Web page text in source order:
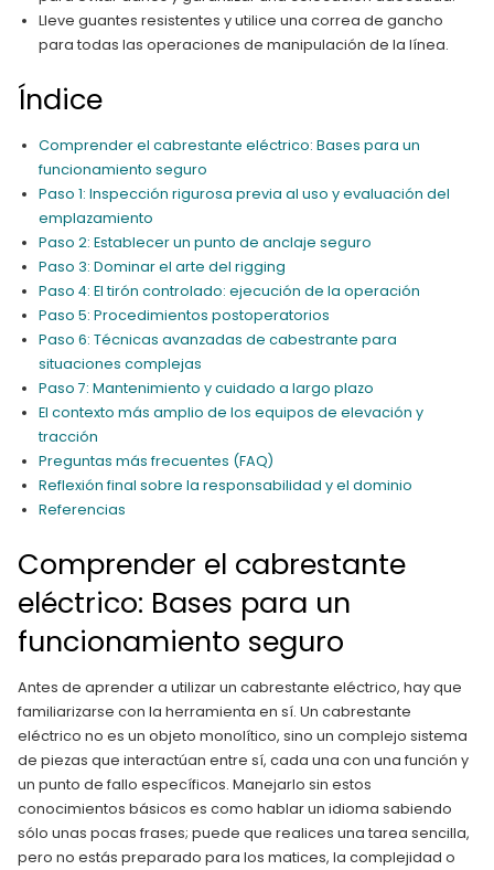
Lleve guantes resistentes y utilice una correa de gancho
para todas las operaciones de manipulación de la línea.
Índice
Comprender el cabrestante eléctrico: Bases para un
funcionamiento seguro
Paso 1: Inspección rigurosa previa al uso y evaluación del
emplazamiento
Paso 2: Establecer un punto de anclaje seguro
Paso 3: Dominar el arte del rigging
Paso 4: El tirón controlado: ejecución de la operación
Paso 5: Procedimientos postoperatorios
Paso 6: Técnicas avanzadas de cabestrante para
situaciones complejas
Paso 7: Mantenimiento y cuidado a largo plazo
El contexto más amplio de los equipos de elevación y
tracción
Preguntas más frecuentes (FAQ)
Reflexión final sobre la responsabilidad y el dominio
Referencias
Comprender el cabrestante
eléctrico: Bases para un
funcionamiento seguro
Antes de aprender a utilizar un cabrestante eléctrico, hay que
familiarizarse con la herramienta en sí. Un cabrestante
eléctrico no es un objeto monolítico, sino un complejo sistema
de piezas que interactúan entre sí, cada una con una función y
un punto de fallo específicos. Manejarlo sin estos
conocimientos básicos es como hablar un idioma sabiendo
sólo unas pocas frases; puede que realices una tarea sencilla,
pero no estás preparado para los matices, la complejidad o